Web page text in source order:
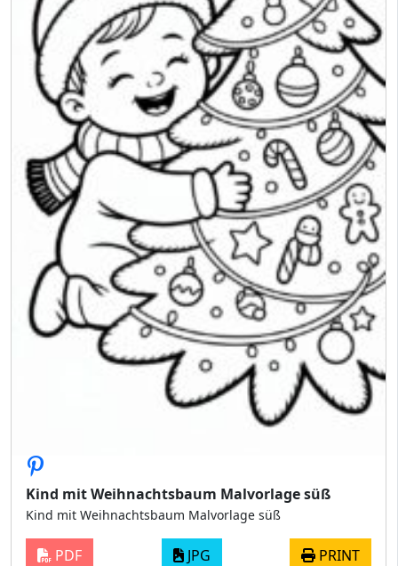
Kind mit Weihnachtsbaum Malvorlage süß
Kind mit Weihnachtsbaum Malvorlage süß
PDF JPG PRINT